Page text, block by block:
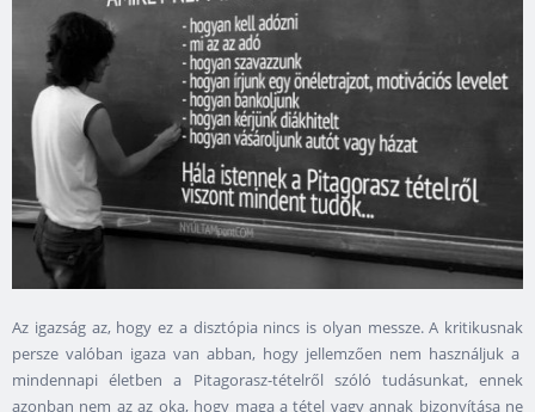
Az igazság az, hogy ez a disztópia nincs is olyan messze. A kritikusnak
persze valóban igaza van abban, hogy jellemzően nem használjuk a
mindennapi életben a Pitagorasz-tételről szóló tudásunkat, ennek
azonban nem az az oka, hogy maga a tétel vagy annak bizonyítása ne